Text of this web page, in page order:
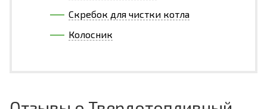
Скребок для чистки котла
Колосник